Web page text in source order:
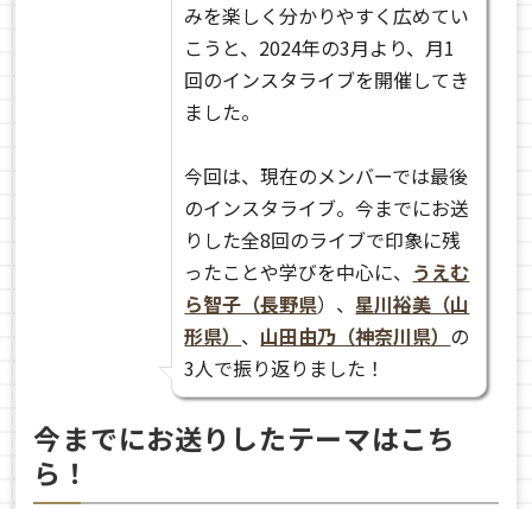
みを楽しく分かりやすく広めてい
こうと、2024年の3月より、月1
回のインスタライブを開催してき
ました。
今回は、現在のメンバーでは最後
のインスタライブ。今までにお送
りした全8回のライブで印象に残
ったことや学びを中心に、 うえむ
ら智子（長野県）、星川裕美（山
形県） 、 山田由乃（神奈川県） の
3人で振り返りました！
今までにお送りしたテーマはこち
ら！